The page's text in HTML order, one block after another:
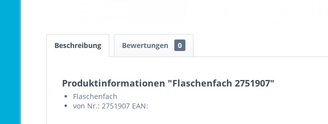
Beschreibung Bewertungen 0
Produktinformationen "Flaschenfach 2751907"
Flaschenfach
von Nr.: 2751907 EAN: